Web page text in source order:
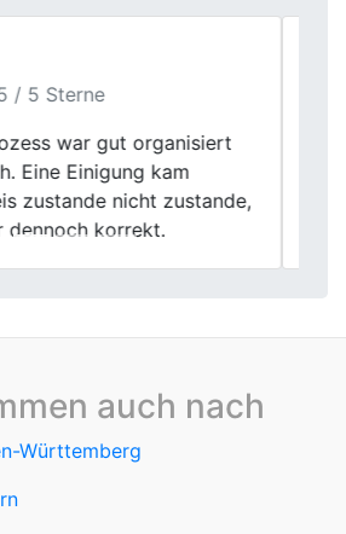
5 / 5 Sterne
First Car Center hat meinen
flott abgeholt und
Alles lief smooth, echt
auch nach
Württemberg